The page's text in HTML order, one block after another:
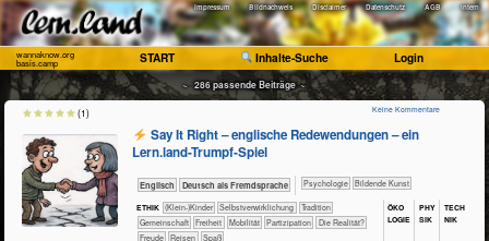
Impressum Bildnachweis Disclaimer Datenschutz AGB Intern
wannaknow.org
basis.camp START Inhalte-Suche Login
~ 286 passende Beiträge ~
Say It Right – englische Redewendungen – ein
Lern.land-Trumpf-Spiel
​​​Englisch ​​​Deutsch als Fremdsprache ​​​​​​​​​​Psychologie Bildende Kunst
ETHIK (Klein-)Kinder ​​​​​​​​​​​​​​​​​​​​​​​​​​​​​​​​​​​​​​​​Selbst­verwirklichung
​​​​​​​​​​​Tradition
​​​​​​​​​​Gemeinschaft
​​​Freiheit ​​​Mobilität ​​​Partizipation
​Die Realität?
Freude
Reisen Spaß
ÖKO​
LOGIE
PHY​
SIK
TECH​
NIK
Keine Kommentare
(1)